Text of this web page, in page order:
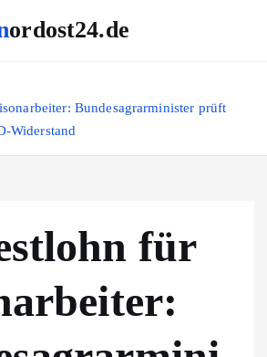
nordost24.de
Bundesagrarminister prüft
Widerstand
für